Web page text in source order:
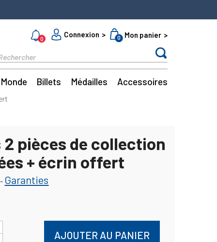
0
Connexion 0 Mon panier
Monde Billets Médailles Accessoires
2 pièces de collection
+ écrin offert
Garanties
AJOUTER AU PANIER